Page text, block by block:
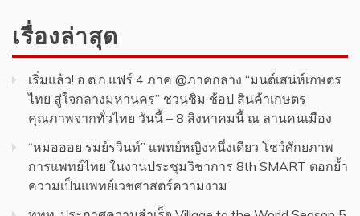
เรื่องล่าสุด
เริ่มแล้ว! อ.ต.ก.แฟร์ 4 ภาค @ภาคกลาง “มนต์เสน่ห์เกษตร
ไทย สู่ใจกลางมหานคร” ชวนชิม ช้อป สินค้าเกษตร
คุณภาพจากทั่วไทย วันนี้ – 8 สิงหาคมนี้ ณ ลานคนเมือง
“หมอออย รมย์รวินท์” แพทย์หญิงหนึ่งเดียว โชว์ศักยภาพ
การแพทย์ไทย ในงานประชุมวิชาการ 8th SMART ตอกย้ำ
ความเป็นแพทย์เวชศาสตร์ความงาม